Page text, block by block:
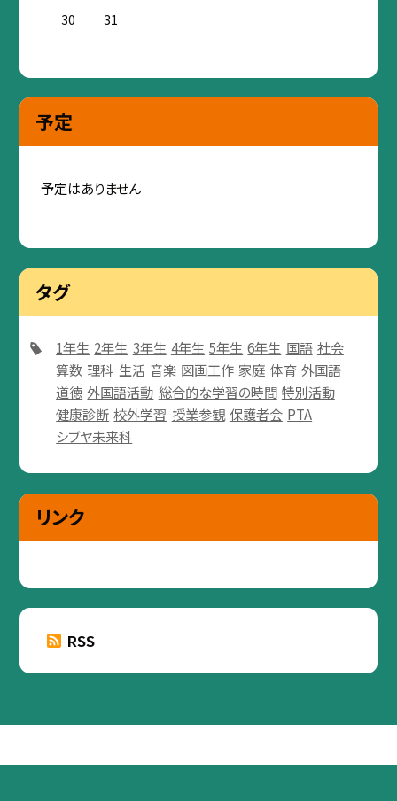
30
31
予定
予定はありません
タグ
1年生 2年生 3年生 4年生 5年生 6年生 国語 社会
算数 理科 生活 音楽 図画工作 家庭 体育 外国語
道徳 外国語活動 総合的な学習の時間 特別活動
健康診断 校外学習 授業参観 保護者会 PTA
シブヤ未来科
リンク
RSS